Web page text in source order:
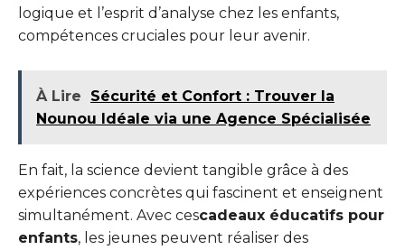
logique et l’esprit d’analyse chez les enfants,
compétences cruciales pour leur avenir.
À Lire
Sécurité et Confort : Trouver la
Nounou Idéale via une Agence Spécialisée
En fait, la science devient tangible grâce à des
expériences concrètes qui fascinent et enseignent
simultanément. Avec cescadeaux éducatifs pour
enfants, les jeunes peuvent réaliser des